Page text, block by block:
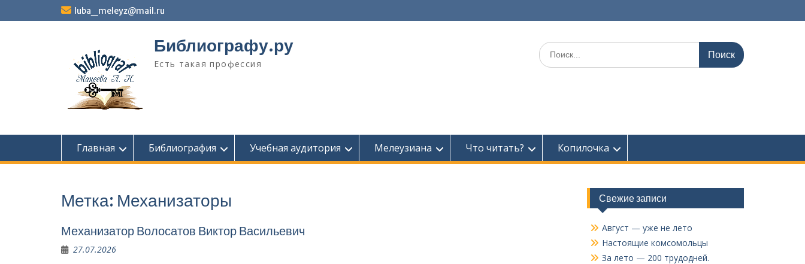
к
luba_meleyz@mail.ru
Библиографу.ру
Есть такая профессия
Поиск
по:
Главная Библиография Учебная аудитория Мелеузиана Что читать? Копилочка
Метка: Механизаторы
Механизатор Волосатов Виктор Васильевич
27.07.2026
Свежие записи
Август — уже не лето
Настоящие комсомольцы
За лето — 200 трудодней.